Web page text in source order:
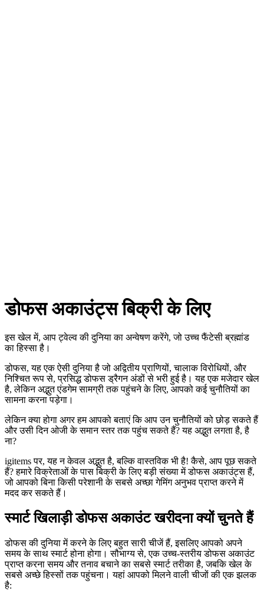
डोफस अकाउंट्स बिक्री के लिए
इस खेल में, आप ट्वेल्व की दुनिया का अन्वेषण करेंगे, जो उच्च फैंटेसी ब्रह्मांड
का हिस्सा है।
डोफस, यह एक ऐसी दुनिया है जो अद्वितीय प्राणियों, चालाक विरोधियों, और
निश्चित रूप से, प्रसिद्ध डोफस ड्रैगन अंडों से भरी हुई है। यह एक मजेदार खेल
है, लेकिन अद्भुत एंडगेम सामग्री तक पहुंचने के लिए, आपको कई चुनौतियों का
सामना करना पड़ेगा।
लेकिन क्या होगा अगर हम आपको बताएं कि आप उन चुनौतियों को छोड़ सकते हैं
और उसी दिन ओजी के समान स्तर तक पहुंच सकते हैं? यह अद्भुत लगता है, है
ना?
igitems पर, यह न केवल अद्भुत है, बल्कि वास्तविक भी है! कैसे, आप पूछ सकते
हैं? हमारे विक्रेताओं के पास बिक्री के लिए बड़ी संख्या में डोफस अकाउंट्स हैं,
जो आपको बिना किसी परेशानी के सबसे अच्छा गेमिंग अनुभव प्राप्त करने में
मदद कर सकते हैं।
स्मार्ट खिलाड़ी डोफस अकाउंट खरीदना क्यों चुनते हैं
डोफस की दुनिया में करने के लिए बहुत सारी चीजें हैं, इसलिए आपको अपने
समय के साथ स्मार्ट होना होगा। सौभाग्य से, एक उच्च-स्तरीय डोफस अकाउंट
प्राप्त करना समय और तनाव बचाने का सबसे स्मार्ट तरीका है, जबकि खेल के
सबसे अच्छे हिस्सों तक पहुंचना। यहां आपको मिलने वाली चीजों की एक झलक
है: